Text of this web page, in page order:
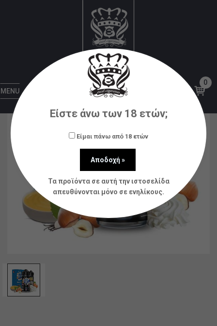
MENU
0
Υγρά αναπλήρωσης (flavorshots)
Mad Shake – Blood Moon
Είστε άνω των 18 ετών;
Είμαι πάνω από 18 ετών
Τα προϊόντα σε αυτή την ιστοσελίδα
απευθύνονται μόνο σε ενηλίκους.